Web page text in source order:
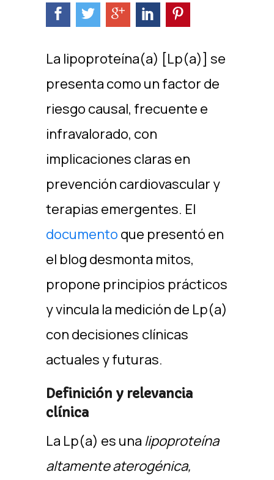
La lipoproteína(a) [Lp(a)] se
presenta como un factor de
riesgo causal, frecuente e
infravalorado, con
implicaciones claras en
prevención cardiovascular y
terapias emergentes. El
documento que presentó en
el blog desmonta mitos,
propone principios prácticos
y vincula la medición de Lp(a)
con decisiones clínicas
actuales y futuras. ​
Definición y relevancia
clínica
La Lp(a) es una lipoproteína
altamente aterogénica,